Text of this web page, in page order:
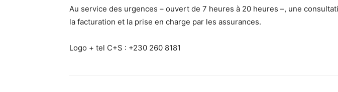
Au service des urgences – ouvert de 7 heures à 20 heures –, une
la facturation et la prise en charge par les assurances.
Logo + tel C+S : +230 260 8181